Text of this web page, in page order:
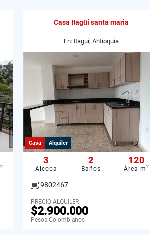
2
Casa Itagüí santa maria
En: Itagui, Antioquia
Casa Alquiler
3
Alcoba
2
Baños
120
Área m 2
9802467
PRECIO ALQUILER
$2.900.000
Pesos Colombianos